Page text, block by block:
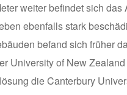
weiter befindet sich das
ebenfalls stark
befand sich früher
University of New
die Canterbury